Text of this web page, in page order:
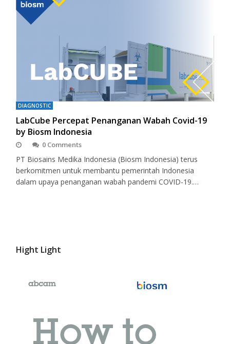
DIAGNOSTIC
LabCube Percepat Penanganan Wabah Covid-19
by Biosm Indonesia
0 Comments
PT Biosains Medika Indonesia (Biosm Indonesia) terus
berkomitmen untuk membantu pemerintah Indonesia
dalam upaya penanganan wabah pandemi COVID-19.…
Hight Light